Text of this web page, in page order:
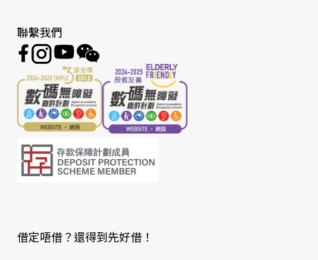
聯繫我們
借定唔借？還得到先好借！